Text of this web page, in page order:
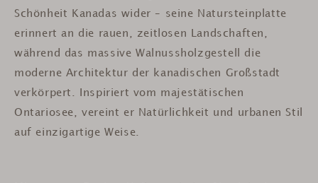
Schönheit Kanadas wider – seine Natursteinplatte
erinnert an die rauen, zeitlosen Landschaften,
während das massive Walnussholzgestell die
moderne Architektur der kanadischen Großstadt
verkörpert. Inspiriert vom majestätischen
Ontariosee, vereint er Natürlichkeit und urbanen Stil
auf einzigartige Weise.